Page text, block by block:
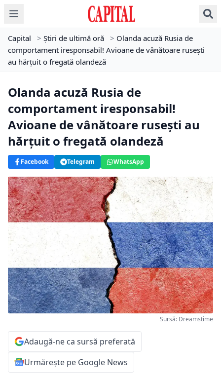
Capital > Știri de ultimă oră > Olanda acuză Rusia de
comportament iresponsabil! Avioane de vânătoare ruseşti
au hărţuit o fregată olandeză
Olanda acuză Rusia de
comportament iresponsabil!
Avioane de vânătoare ruseşti au
hărţuit o fregată olandeză
Facebook Telegram WhatsApp
Sursă: Dreamstime
Adaugă-ne ca sursă preferată
Urmărește pe Google News